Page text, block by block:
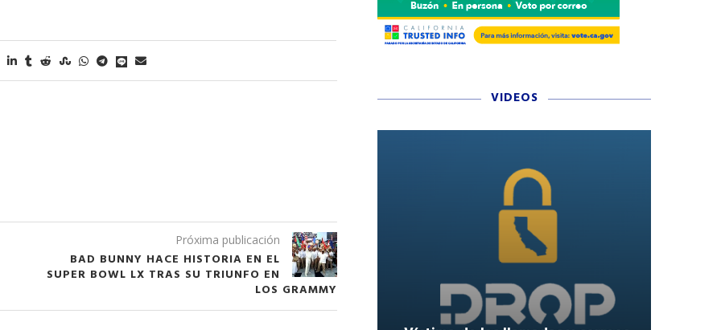
Próxima publicación
BAD BUNNY HACE HISTORIA EN EL
SUPER BOWL LX TRAS SU TRIUNFO EN
LOS GRAMMY
VIDEOS